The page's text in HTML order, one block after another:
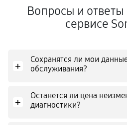
Вопросы и
сервисе
+
Сохранятся ли мои
обслуживания?
+
Останется ли цена
диагностики?